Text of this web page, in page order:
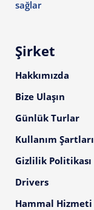
sağlar
Şirket
Hakkımızda
Bize Ulaşın
Günlük Turlar
Kullanım Şartları
Gizlilik Politikası
Drivers
Hammal Hizmeti